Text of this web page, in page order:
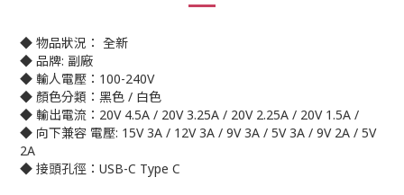
◆ 物品狀況： 全新
◆ 品牌: 副廠
◆ 輸人電壓：100-240V
◆ 顏色分類：黑色 / 白色
◆ 輸出電流：20V 4.5A / 20V 3.25A / 20V 2.25A / 20V 1.5A /
◆ 向下兼容 電壓: 15V 3A / 12V 3A / 9V 3A / 5V 3A / 9V 2A / 5V
2A
◆ 接頭孔徑：USB-C Type C